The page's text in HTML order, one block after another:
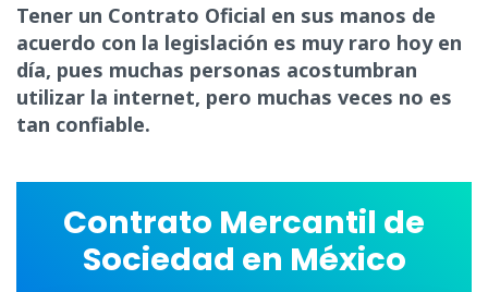
Tener un Contrato Oficial en sus manos de
acuerdo con la legislación es muy raro hoy en
día, pues muchas personas acostumbran
utilizar la internet, pero muchas veces no es
tan confiable.
Contrato Mercantil de
Sociedad en México